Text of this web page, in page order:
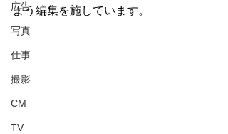
広告
写真
仕事
撮影
CM
TV
よう編集を施しています。